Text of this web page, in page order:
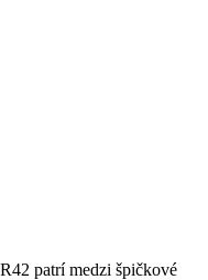
patrí medzi špičkové